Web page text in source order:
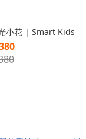
小花 | Smart Kids